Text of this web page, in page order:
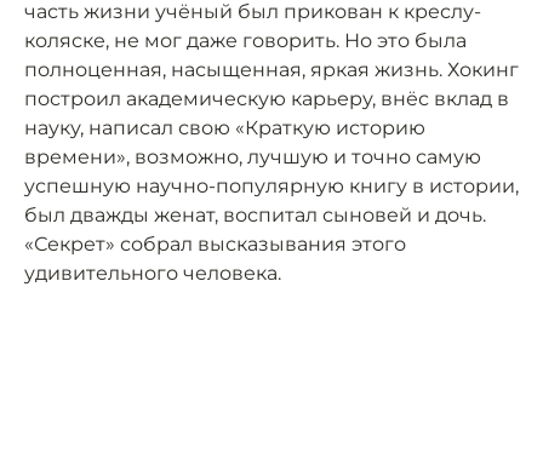
часть жизни учёный был прикован к креслу-
коляске, не мог даже говорить. Но это была
полноценная, насыщенная, яркая жизнь. Хокинг
построил академическую карьеру, внёс вклад в
науку, написал свою «Краткую историю
времени», возможно, лучшую и точно самую
успешную научно-популярную книгу в истории,
был дважды женат, воспитал сыновей и дочь.
«Секрет» собрал высказывания этого
удивительного человека.